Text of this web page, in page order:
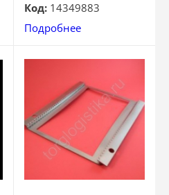
Код: 14349883
Подробнее